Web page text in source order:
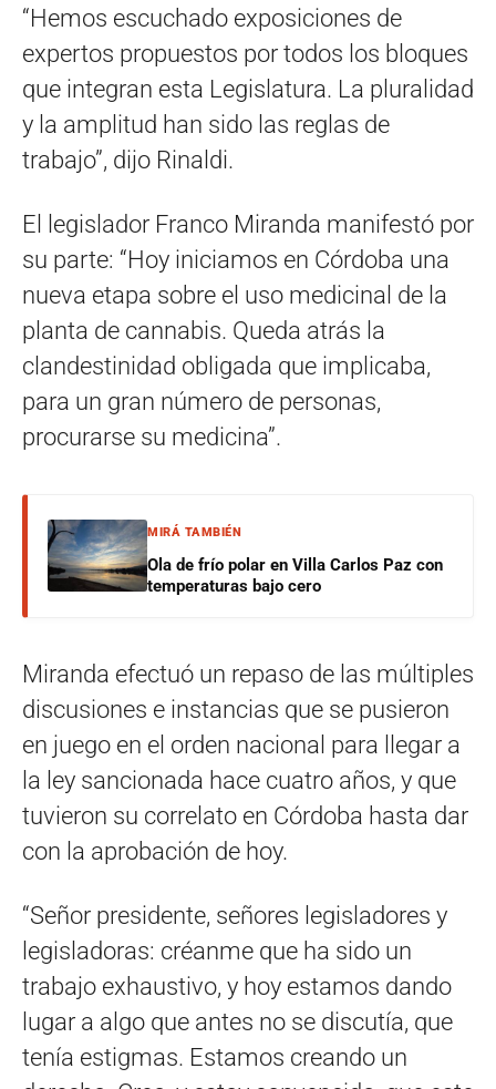
“Hemos escuchado exposiciones de
expertos propuestos por todos los bloques
que integran esta Legislatura. La pluralidad
y la amplitud han sido las reglas de
trabajo”, dijo Rinaldi.
El legislador Franco Miranda manifestó por
su parte: “Hoy iniciamos en Córdoba una
nueva etapa sobre el uso medicinal de la
planta de cannabis. Queda atrás la
clandestinidad obligada que implicaba,
para un gran número de personas,
procurarse su medicina”.
MIRÁ TAMBIÉN
Ola de frío polar en Villa Carlos Paz con
temperaturas bajo cero
Miranda efectuó un repaso de las múltiples
discusiones e instancias que se pusieron
en juego en el orden nacional para llegar a
la ley sancionada hace cuatro años, y que
tuvieron su correlato en Córdoba hasta dar
con la aprobación de hoy.
“Señor presidente, señores legisladores y
legisladoras: créanme que ha sido un
trabajo exhaustivo, y hoy estamos dando
lugar a algo que antes no se discutía, que
tenía estigmas. Estamos creando un